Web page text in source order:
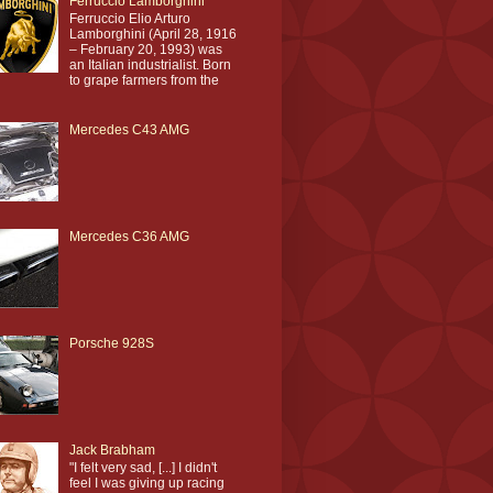
Ferruccio Elio Arturo
Lamborghini (April 28, 1916
– February 20, 1993) was
an Italian industrialist. Born
to grape farmers from the
Mercedes C43 AMG
Mercedes C36 AMG
Porsche 928S
Jack Brabham
"I felt very sad, [...] I didn't
feel I was giving up racing